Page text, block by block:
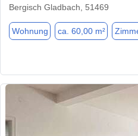
Bergisch Gladbach, 51469
Wohnung ca. 60,00 m²